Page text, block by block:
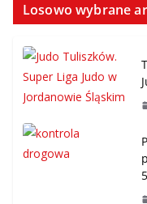
Losowo wybrane